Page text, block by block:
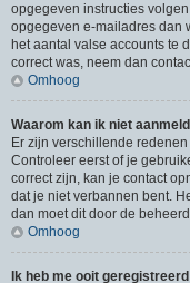
opgegeven instructies
opgegeven e-mailadres dan
het aantal valse accounts te
correct was, neem dan
Omhoog
Waarom kan ik niet
Er zijn verschillende
Controleer eerst of je
correct zijn, kan je contact
dat je niet verbannen bent.
dan moet dit door de
Omhoog
Ik heb me ooit